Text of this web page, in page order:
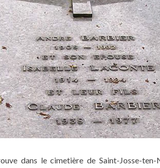
dans le cimetière de Saint-Josse-